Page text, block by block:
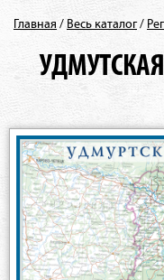
Главная / Весь каталог/